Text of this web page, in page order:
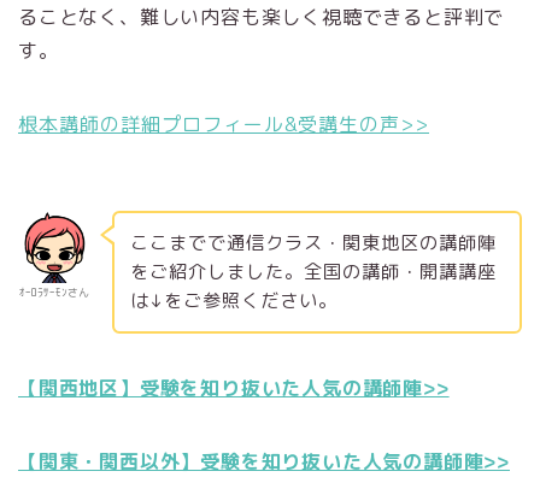
ることなく、難しい内容も楽しく視聴できると評判で
す。
根本講師の詳細プロフィール&受講生の声>>
ｵｰﾛﾗｻｰﾓﾝさん
ここまでで通信クラス・関東地区の講師陣
をご紹介しました。全国の講師・開講講座
は↓をご参照ください。
【関西地区】受験を知り抜いた人気の講師陣>>
【関東・関西以外】受験を知り抜いた人気の講師陣>>